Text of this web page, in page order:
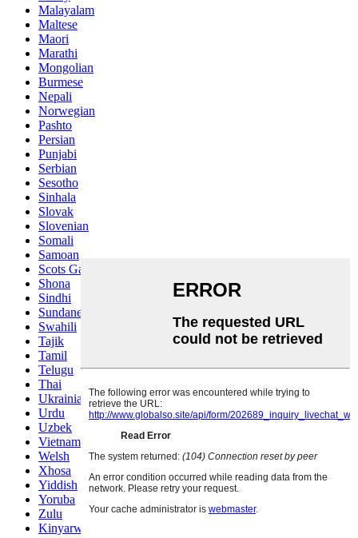
Malayalam
Maltese
Maori
Marathi
Mongolian
Burmese
Nepali
Norwegian
Pashto
Persian
Punjabi
Serbian
Sesotho
Sinhala
Slovak
Slovenian
Somali
Samoan
Scots Gaelic
Shona
Sindhi
Sundanese
Swahili
Tajik
Tamil
Telugu
Thai
Ukrainian
Urdu
Uzbek
Vietnamese
Welsh
Xhosa
Yiddish
Yoruba
Zulu
Kinyarwanda